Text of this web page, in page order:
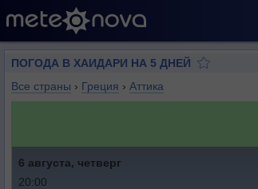
ПОГОДА В ХАИДАРИ НА 5 ДНЕЙ
Все страны › Греция › Аттика
6 августа, четверг
20:00